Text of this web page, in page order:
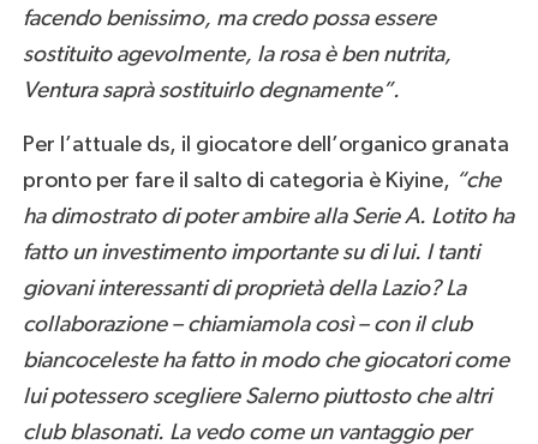
facendo benissimo, ma credo possa essere
sostituito agevolmente, la rosa è ben nutrita,
Ventura saprà sostituirlo degnamente”.
Per l’attuale ds, il giocatore dell’organico granata
pronto per fare il salto di categoria è Kiyine, “che
ha dimostrato di poter ambire alla Serie A. Lotito ha
fatto un investimento importante su di lui. I tanti
giovani interessanti di proprietà della Lazio? La
collaborazione – chiamiamola così – con il club
biancoceleste ha fatto in modo che giocatori come
lui potessero scegliere Salerno piuttosto che altri
club blasonati. La vedo come un vantaggio per